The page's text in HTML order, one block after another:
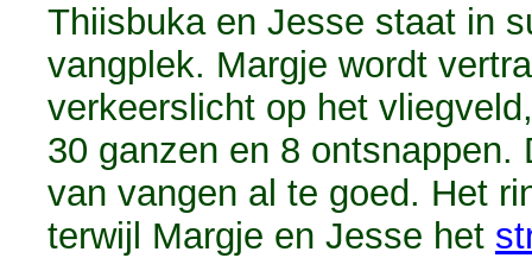
Thiisbuka en Jesse staat in
vangplek. Margje wordt
verkeerslicht op het
30 ganzen en 8
van vangen al te goed. Het
terwijl Margje en Jesse het